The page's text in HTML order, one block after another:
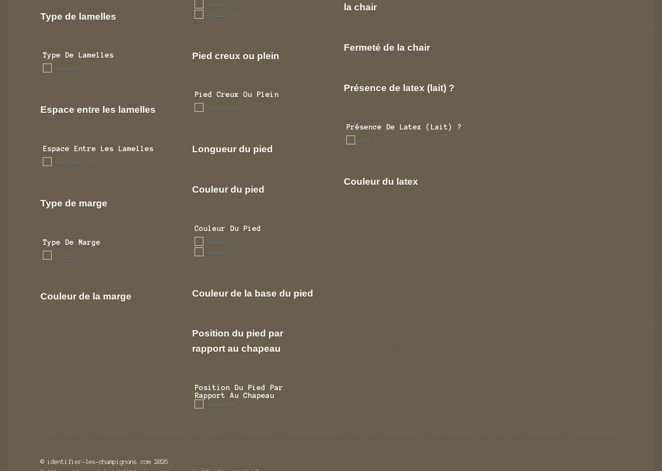
Type de lamelles
Type De Lamelles
normal (1)
Espace entre les lamelles
Espace Entre Les Lamelles
espacees (1)
Type de marge
Type De Marge
incurvee (1)
Couleur de la marge
adnees (1)
decurrentes (1)
Pied creux ou plein
Pied Creux Ou Plein
pied plein (1)
Longueur du pied
Couleur du pied
Couleur Du Pied
blanc (1)
brun (1)
Couleur de la base du pied
Position du pied par
rapport au chapeau
Position Du Pied Par
Rapport Au Chapeau
centrale (1)
la chair
Fermeté de la chair
Présence de latex (lait) ?
Présence De Latex (lait) ?
non (1)
Couleur du latex
© identifier-les-champignons.com 2026